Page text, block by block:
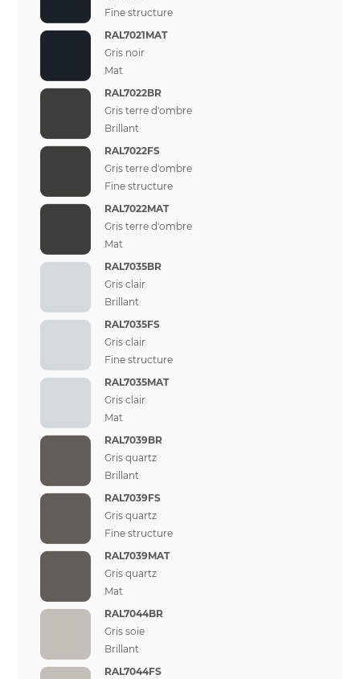
Fine structure
RAL7021MAT
Gris noir
Mat
RAL7022BR
Gris terre d'ombre
Brillant
RAL7022FS
Gris terre d'ombre
Fine structure
RAL7022MAT
Gris terre d'ombre
Mat
RAL7035BR
Gris clair
Brillant
RAL7035FS
Gris clair
Fine structure
RAL7035MAT
Gris clair
Mat
RAL7039BR
Gris quartz
Brillant
RAL7039FS
Gris quartz
Fine structure
RAL7039MAT
Gris quartz
Mat
RAL7044BR
Gris soie
Brillant
RAL7044FS